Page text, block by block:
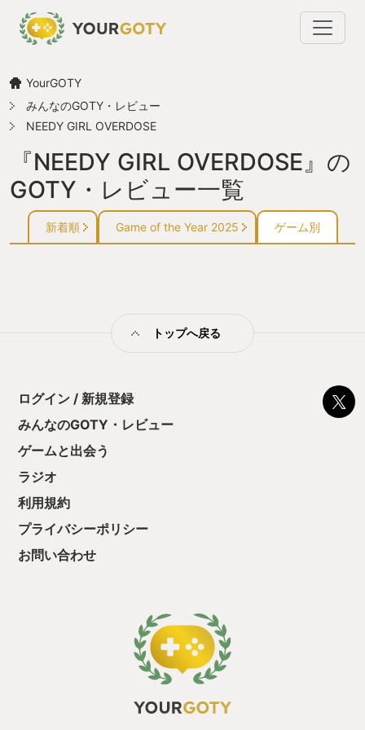
YourGOTY
みんなのGOTY・レビュー
NEEDY GIRL OVERDOSE
『NEEDY GIRL OVERDOSE』の
GOTY・レビュー一覧
新着順 Game of the Year 2025 ゲーム別
トップへ戻る
ログイン / 新規登録
みんなのGOTY・レビュー
ゲームと出会う
ラジオ
利用規約
プライバシーポリシー
お問い合わせ